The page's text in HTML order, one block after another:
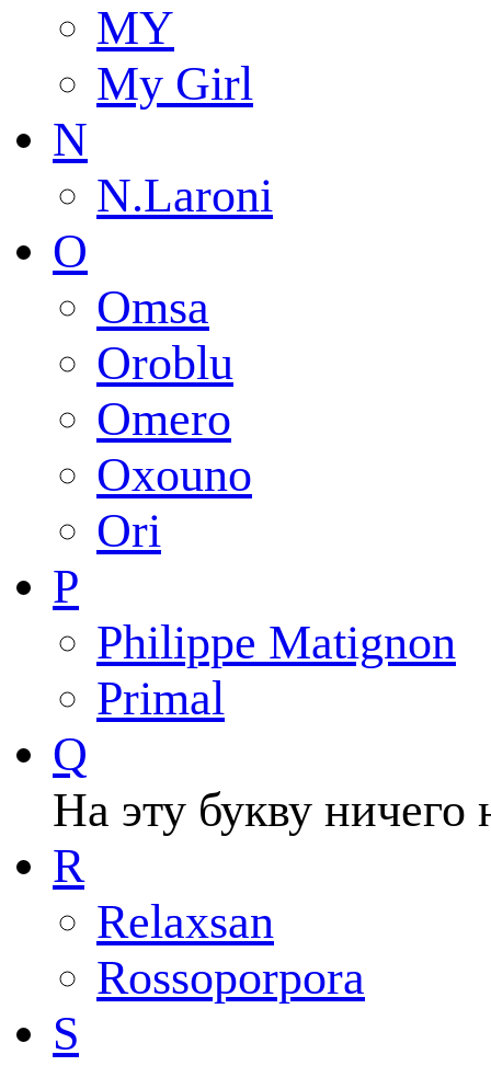
MY
My Girl
N
N.Laroni
O
Omsa
Oroblu
Omero
Oxouno
Ori
P
Philippe Matignon
Primal
Q
На эту букву ничего
R
Relaxsan
Rossoporpora
S